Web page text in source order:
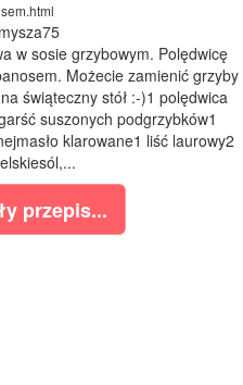
w sosie grzybowym. Polędwicę
Możecie zamienić grzyby
świąteczny stół :-)1 polędwica
suszonych podgrzybków1
klarowane1 liść laurowy2
przepis...